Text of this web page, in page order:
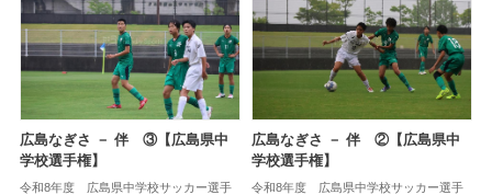
広島なぎさ － 伴 ③【広島県中
学校選手権】
令和8年度 広島県中学校サッカー選手
広島なぎさ － 伴 ②【広島県中
学校選手権】
令和8年度 広島県中学校サッカー選手